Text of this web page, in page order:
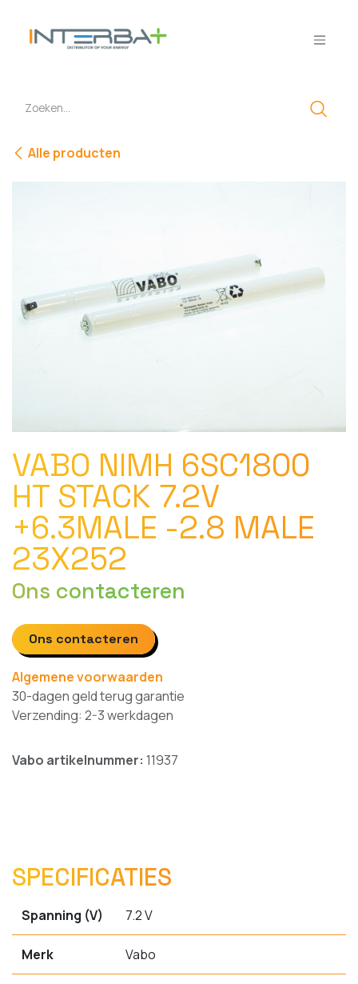
Alle producten
VABO NIMH 6SC1800
HT STACK 7.2V
+6.3MALE -2.8 MALE
23X252
Ons contacteren
Ons contacteren
Algemene voorwaarden
30-dagen geld terug garantie
Verzending: 2-3 werkdagen
Vabo artikelnummer: 11937
SPECIFICATIES
Spanning (V) 7.2 V
Merk Vabo